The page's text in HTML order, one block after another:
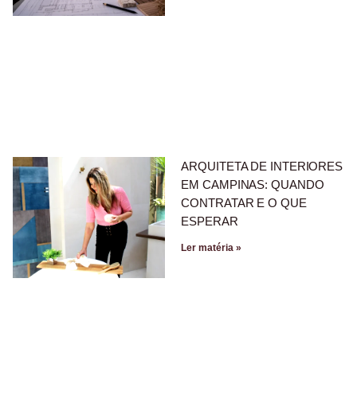
ARQUITETA DE INTERIORES
EM CAMPINAS: QUANDO
CONTRATAR E O QUE
ESPERAR
Ler matéria »